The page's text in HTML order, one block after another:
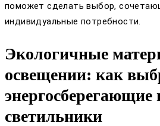
поможет сделать выбор,
индивидуальные потребности.
Экологичные
освещении: как
энергосберегающие
светильники